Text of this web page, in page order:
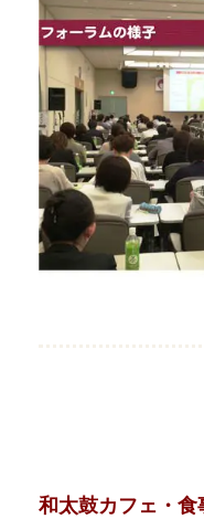
和太鼓カフェ・食